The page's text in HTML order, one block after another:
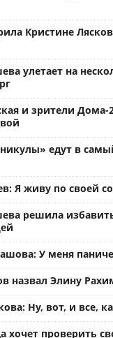
Кристине
улетает на
и зрители Дома-
едут в
Я живу по своей
решила
У меня
назвал Элину
Ну, вот, и все,
хочет проверить